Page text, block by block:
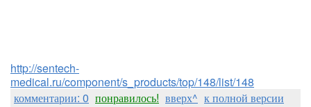
http://sentech-
medical.ru/component/s_products/top/148/list/148
комментарии: 0 понравилось! вверх^ к полной версии